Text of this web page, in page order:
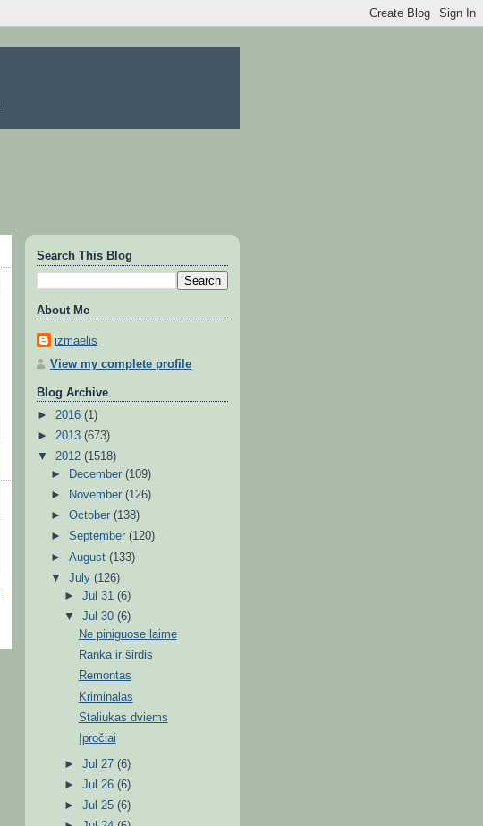
Search This Blog
About Me
izmaelis
View my complete profile
Blog Archive
► 2016 (1)
► 2013 (673)
▼ 2012 (1518)
►
December(109)
►
November(126)
►October(138)
►September(120)
►August(133)
▼July(126)
►Jul 31(6)
▼Jul 30(6)
Ne piniguose laimė
Ranka ir širdis
Remontas
Kriminalas
Staliukas dviems
Įpročiai
►Jul 27(6)
►Jul 26(6)
►Jul 25(6)